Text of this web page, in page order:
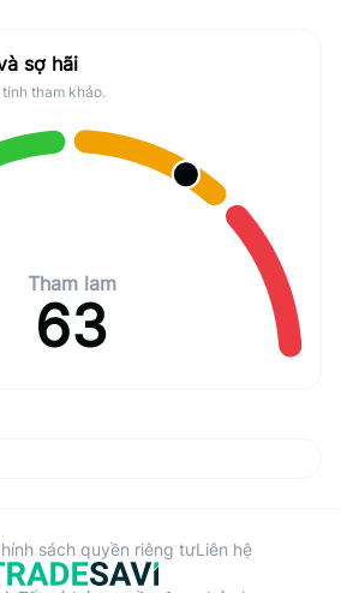
sợ hãi
tham khảo.
Tham lam
63
sách quyền riêng tưLiên hệ